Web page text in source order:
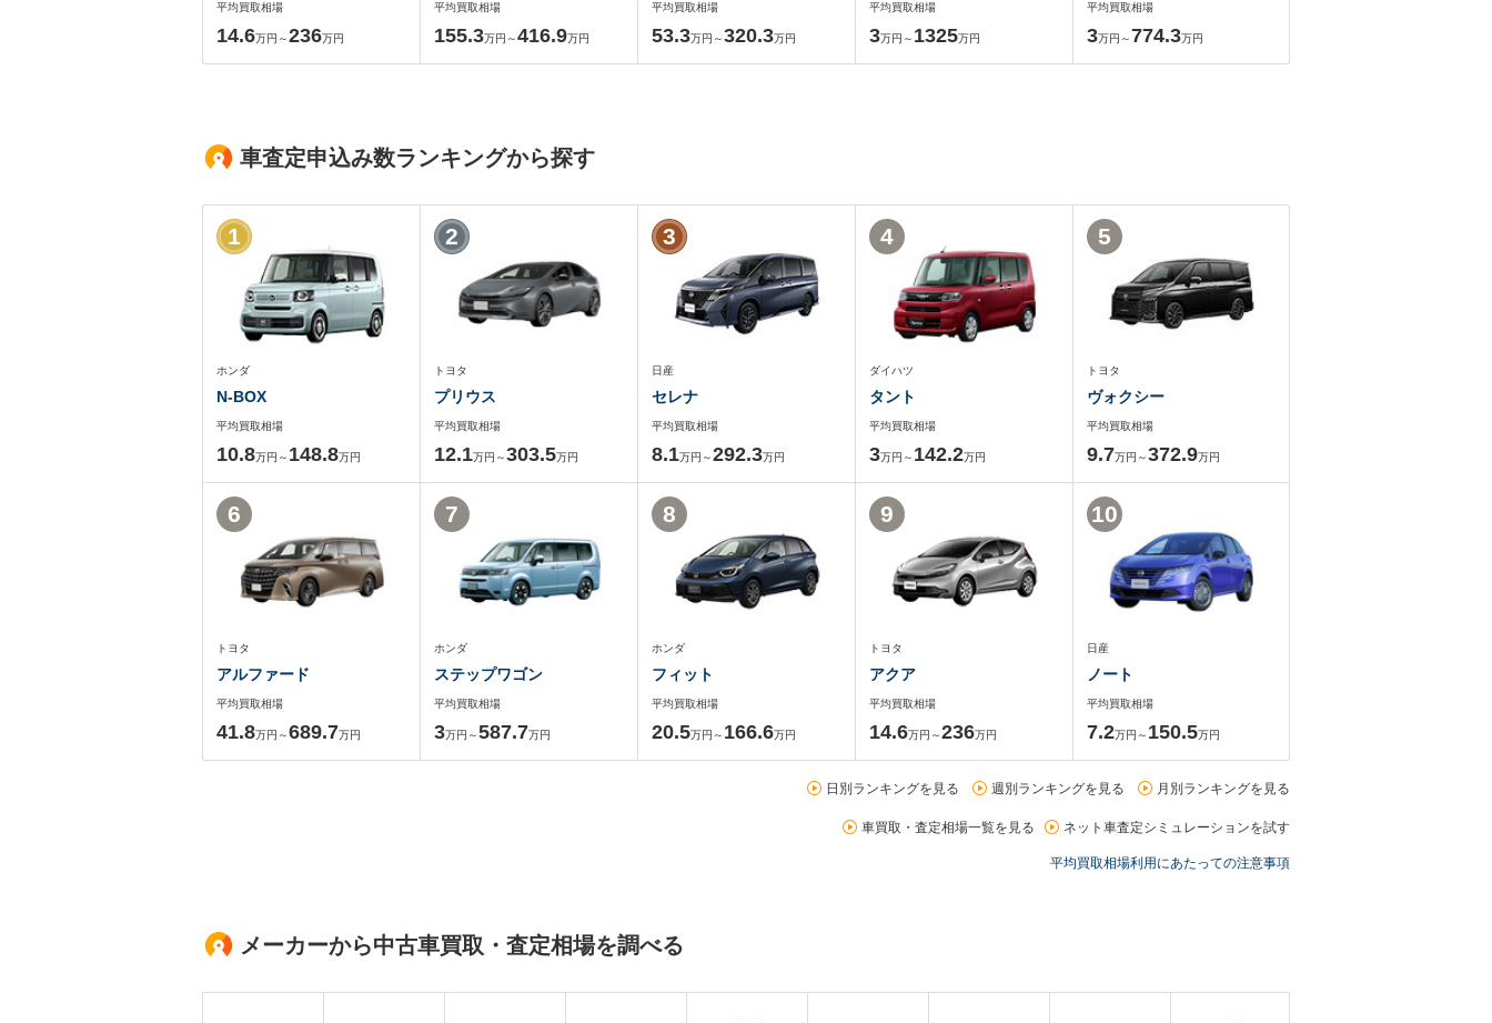
平均買取相場
14.6万円～236万円
平均買取相場
155.3万円～416.9万円
平均買取相場
53.3万円～320.3万円
平均買取相場
3万円～ 1325万円
平均買取相場
3万円～774.3万円
車査定申込み数ランキングから探す
ホンダ
N-BOX
平均買取相場
10.8万円～ 148.8万円
1
トヨタ
プリウス
平均買取相場
12.1万円～303.5万円
2
日産
セレナ
平均買取相場
8.1万円～292.3万円
3
ダイハツ
タント
平均買取相場
3万円～ 142.2万円
4
トヨタ
ヴォクシー
平均買取相場
9.7万円～372.9万円
5
トヨタ
アルファード
平均買取相場
41.8万円～689.7万円
6
ホンダ
ステップワゴン
平均買取相場
3万円～587.7万円
7
ホンダ
フィット
平均買取相場
20.5万円～ 166.6万円
8
トヨタ
アクア
平均買取相場
14.6万円～236万円
9
日産
ノート
平均買取相場
7.2万円～ 150.5万円
10
日別ランキングを見る 週別ランキングを見る 月別ランキングを見る
車買取・査定相場一覧を見る ネット車査定シミュレーションを試す
平均買取相場利用にあたっての注意事項
メーカーから中古車買取・査定相場を調べる